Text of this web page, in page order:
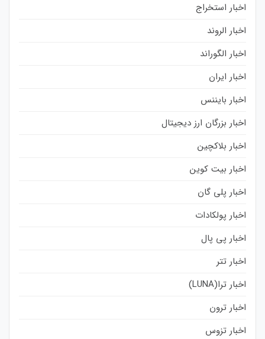
اخبار استخراج
اخبار الروند
اخبار الگوراند
اخبار ایران
اخبار بایننس
اخبار بزرگان ارز دیجیتال
اخبار بلاکچین
اخبار بیت کوین
اخبار پلی گان
اخبار پولکادات
اخبار پی پال
اخبار تتر
اخبار ترا(LUNA)
اخبار ترون
اخبار تزوس